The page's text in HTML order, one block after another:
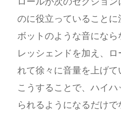
のに役立っていること
ボットのような音にな
レッシェンドを加え、
れて徐々に音量を上げて
こうすることで、ハイ
られるようになるだけ